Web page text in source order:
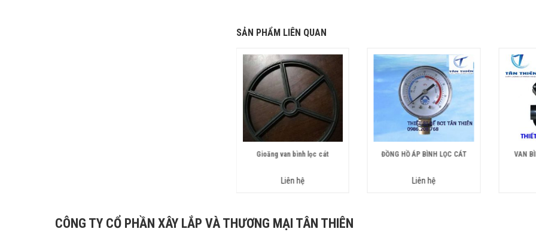
SẢN PHẨM LIÊN QUAN
Gioăng van bình lọc cát
Liên hệ
ĐỒNG HỒ ÁP BÌNH LỌC CÁT
Liên hệ
VAN
CÔNG TY CỔ PHẦN XÂY LẮP VÀ THƯƠNG MẠI TÂN THIÊN